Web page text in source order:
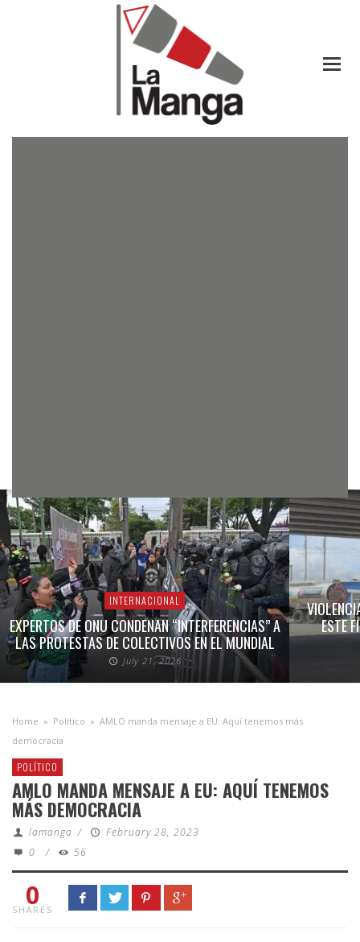
INTERNACIONAL
EXPERTOS DE ONU CONDENAN “INTERFERENCIAS” A
LAS PROTESTAS DE COLECTIVOS EN EL MUNDIAL
July 21, 2026
ESTE
Home » Político » AMLO manda mensaje a EU: Aquí tenemos más
democracia
POLÍTICO
AMLO MANDA MENSAJE A EU: AQUÍ TENEMOS
MÁS DEMOCRACIA
lamanga /
February 28, 2023
0
/ 56
0
SHARES